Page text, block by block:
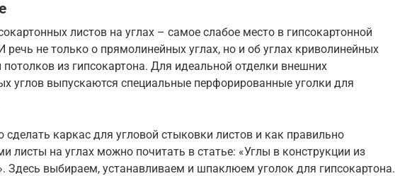
листов на углах – самое слабое место в гипсокартонной
речь не только о прямолинейных углах, но и об углах криволинейных
потолков из гипсокартона. Для идеальной отделки внешних
углов выпускаются специальные перфорированные уголки для
сделать каркас для угловой стыковки листов и как правильно
листы на углах можно почитать в статье: «Углы в конструкции из
Здесь выбираем, устанавливаем и шпаклюем уголок для гипсокартона.